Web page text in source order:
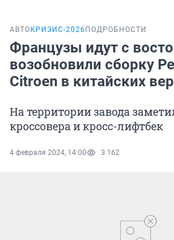
АВТО КРИЗИС-2026 ПОДРОБНОСТИ
Французы идут с
возобновили сборку
Citroen в китайских
На территории завода
кроссовера и кросс-лифтбек
4 февраля 2024, 14:00 3 162